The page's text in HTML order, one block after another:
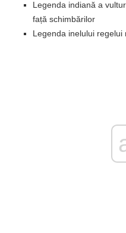
Legenda indiană a
față schimbărilor
Legenda inelului regelui